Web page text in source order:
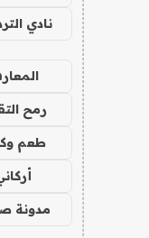
نادي
رمح
طعم
مدونة